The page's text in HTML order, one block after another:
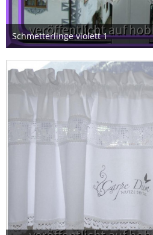
Schmetterlinge violett 1
3. Februar 2013